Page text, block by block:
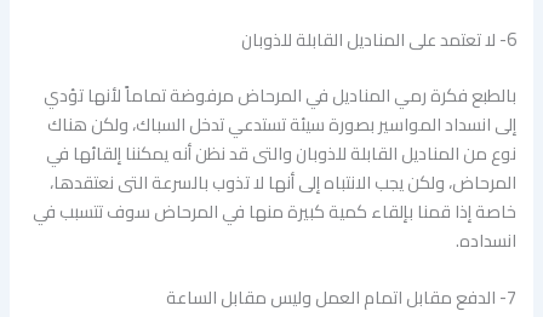
6- لا تعتمد على المناديل القابلة للذوبان
بالطبع فكرة رمي المناديل في المرحاض مرفوضة تماماً لأنها تؤدي
إلى انسداد المواسير بصورة سيئة تستدعي تدخل السباك، ولكن هناك
نوع من المناديل القابلة للذوبان والتى قد نظن أنه يمكننا إلقائها في
المرحاض، ولكن يجب الانتباه إلى أنها لا تذوب بالسرعة التى نعتقدها،
خاصة إذا قمنا بإلقاء كمية كبيرة منها في المرحاض سوف تتسبب في
انسداده.
7- الدفع مقابل اتمام العمل وليس مقابل الساعة